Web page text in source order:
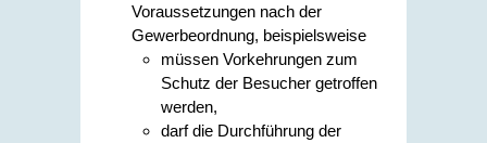
Voraussetzungen nach der
Gewerbeordnung, beispielsweise
müssen Vorkehrungen zum
Schutz der Besucher getroffen
werden,
darf die Durchführung der